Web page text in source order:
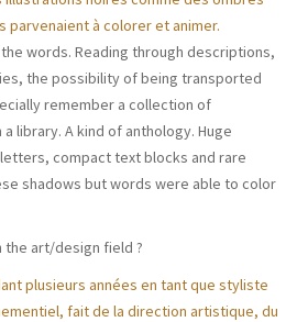
parvenaient à colorer et animer.
words. Reading through descriptions,
the possibility of being transported
remember a collection of
library. A kind of anthology. Huge
compact text blocks and rare
shadows but words were able to color
the art/design field ?
plusieurs années en tant que styliste
fait de la direction artistique, du